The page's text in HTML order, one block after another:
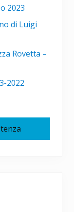
2023
di Luigi
Rovetta –
2022